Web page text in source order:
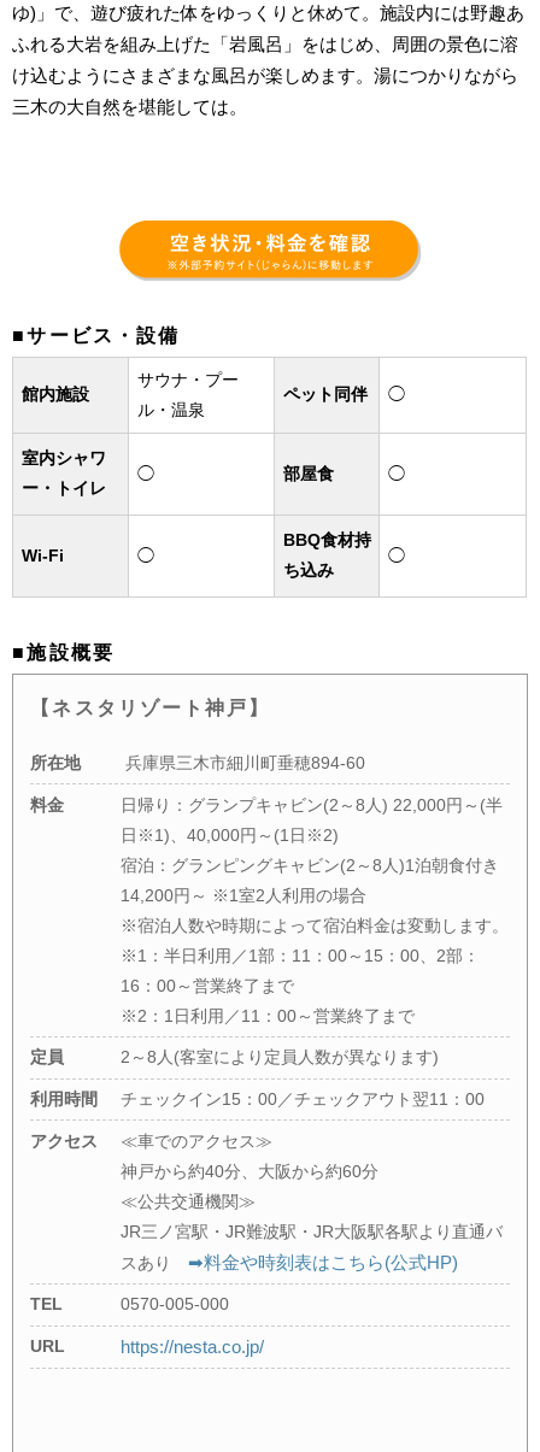
ゆ)」で、遊び疲れた体をゆっくりと休めて。施設内には野趣あ
ふれる大岩を組み上げた「岩風呂」をはじめ、周囲の景色に溶
け込むようにさまざまな風呂が楽しめます。湯につかりながら
三木の大自然を堪能しては。
■サービス・設備
館内施設
サウナ・プー
ル・温泉
ペット同伴 ◯
室内シャワ
ー・トイレ
◯ 部屋食 ◯
Wi-Fi ◯
BBQ食材持
ち込み
◯
■施設概要
【ネスタリゾート神戸】
所在地 兵庫県三木市細川町垂穂894-60
料金
日帰り：グランプキャビン(2～8人) 22,000円～(半
日※1)、40,000円～(1日※2)
宿泊：グランピングキャビン(2～8人)1泊朝食付き
14,200円～ ※1室2人利用の場合
※宿泊人数や時期によって宿泊料金は変動します。
※1：半日利用／1部：11：00～15：00、2部：
16：00～営業終了まで
※2：1日利用／11：00～営業終了まで
定員 2～8人(客室により定員人数が異なります)
利用時間 チェックイン15：00／チェックアウト翌11：00
アクセス
≪車でのアクセス≫
神戸から約40分、大阪から約60分
≪公共交通機関≫
JR三ノ宮駅・JR難波駅・JR大阪駅各駅より直通バ
スあり➡︎料金や時刻表はこちら(公式HP)
TEL 0570-005-000
URL https://nesta.co.jp/